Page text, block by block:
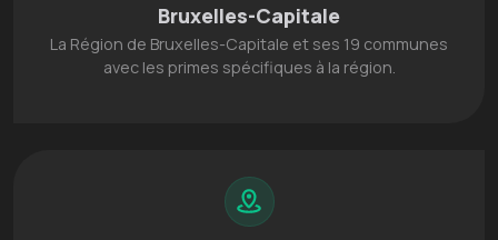
Bruxelles-Capitale
La Région de Bruxelles-Capitale et ses 19 communes
avec les primes spécifiques à la région.